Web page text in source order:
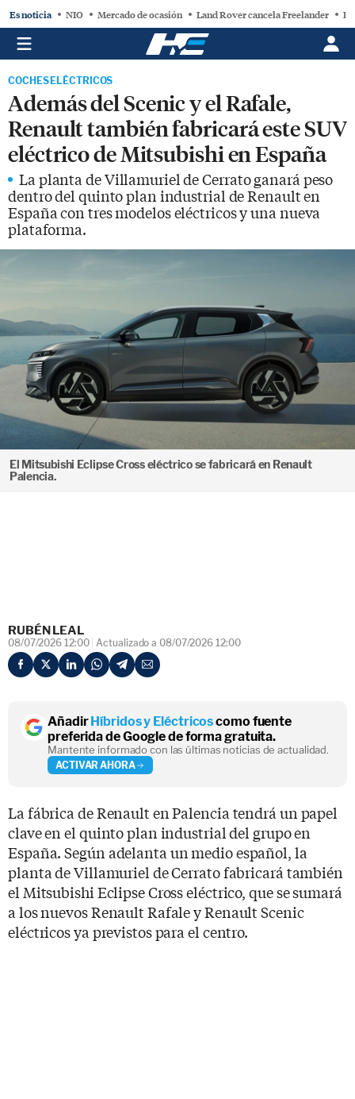
Es noticia NIO Mercado de ocasión Land Rover cancela Freelander
COCHES ELÉCTRICOS
Además del Scenic y el Rafale,
Renault también fabricará este SUV
eléctrico de Mitsubishi en España
La planta de Villamuriel de Cerrato ganará peso
dentro del quinto plan industrial de Renault en
España con tres modelos eléctricos y una nueva
plataforma.
El Mitsubishi Eclipse Cross eléctrico se fabricará en Renault
Palencia.
RUBÉN LEAL
08/07/2026 12:00 Actualizado a 08/07/2026 12:00
AñadirHíbridos y Eléctricoscomo fuente
preferida de Google de forma gratuita.
Mantente informado con las últimas noticias de actualidad.
ACTIVAR AHORA
La fábrica de Renault en Palencia tendrá un papel
clave en el quinto plan industrial del grupo en
España. Según adelanta un medio español, la
planta de Villamuriel de Cerrato fabricará también
el Mitsubishi Eclipse Cross eléctrico, que se sumará
a los nuevos Renault Rafale y Renault Scenic
eléctricos ya previstos para el centro.